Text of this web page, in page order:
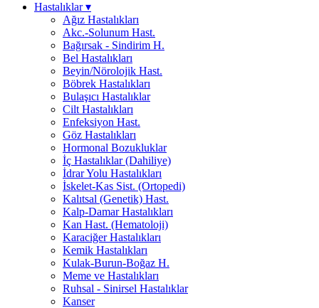
Hastalıklar▾
Ağız Hastalıkları
Akc.-Solunum Hast.
Bağırsak - Sindirim H.
Bel Hastalıkları
Beyin/Nörolojik Hast.
Böbrek Hastalıkları
Bulaşıcı Hastalıklar
Cilt Hastalıkları
Enfeksiyon Hast.
Göz Hastalıkları
Hormonal Bozukluklar
İç Hastalıklar (Dahiliye)
İdrar Yolu Hastalıkları
İskelet-Kas Sist. (Ortopedi)
Kalıtsal (Genetik) Hast.
Kalp-Damar Hastalıkları
Kan Hast. (Hematoloji)
Karaciğer Hastalıkları
Kemik Hastalıkları
Kulak-Burun-Boğaz H.
Meme ve Hastalıkları
Ruhsal - Sinirsel Hastalıklar
Kanser